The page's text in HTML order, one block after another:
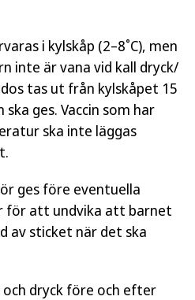
i kylskåp (2–8˚C), men
inte är vana vid kall dryck/
tas ut från kylskåpet 15
ges. Vaccin som har
ska inte läggas
ges före eventuella
för att undvika att barnet
av sticket när det ska
dryck före och efter